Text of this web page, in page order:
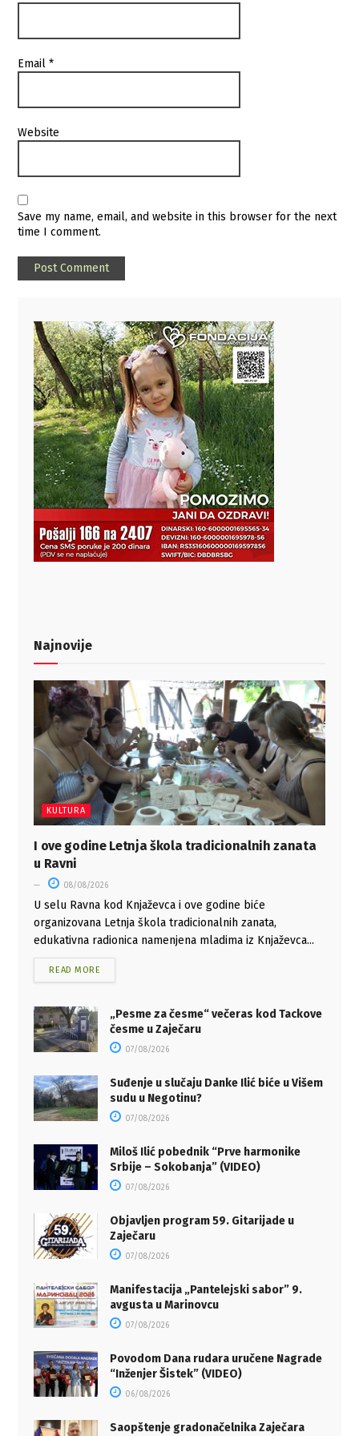
Email*
Website
Save my name, email, and website in this browser for the next
time I comment.
Najnovije
KULTURA
I ove godine Letnja škola tradicionalnih zanata
u Ravni
08/08/2026
U selu Ravna kod Knjaževca i ove godine biće
organizovana Letnja škola tradicionalnih zanata,
edukativna radionica namenjena mladima iz Knjaževca...
READ MORE
„Pesme za česme“ večeras kod Tackove
česme u Zaječaru
07/08/2026
Suđenje u slučaju Danke Ilić biće u Višem
sudu u Negotinu?
07/08/2026
Miloš Ilić pobednik “Prve harmonike
Srbije – Sokobanja” (VIDEO)
07/08/2026
Objavljen program 59. Gitarijade u
Zaječaru
07/08/2026
Manifestacija „Pantelejski sabor” 9.
avgusta u Marinovcu
07/08/2026
Povodom Dana rudara uručene Nagrade
“Inženjer Šistek” (VIDEO)
06/08/2026
Saopštenje gradonačelnika Zaječara